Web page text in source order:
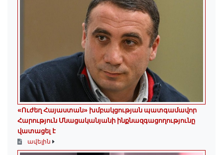
«Ուժեղ Հայաստան» խմբակցության պատգամավոր
Հարություն Մնացականյանի ինքնազգացողությունը
վատացել է
ավելին